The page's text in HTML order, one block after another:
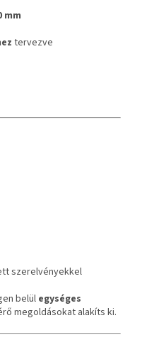
mm
tervezve
szerelvényekkel
belülegységes
megoldásokat alakíts ki.